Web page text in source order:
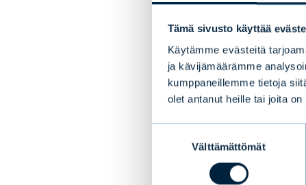
Tämä sivusto käyttää
Käytämme evästeitä
ja kävijämäärämme
kumppaneillemme tietoja
olet antanut heille tai joita
Välttämättömät
ja
ja